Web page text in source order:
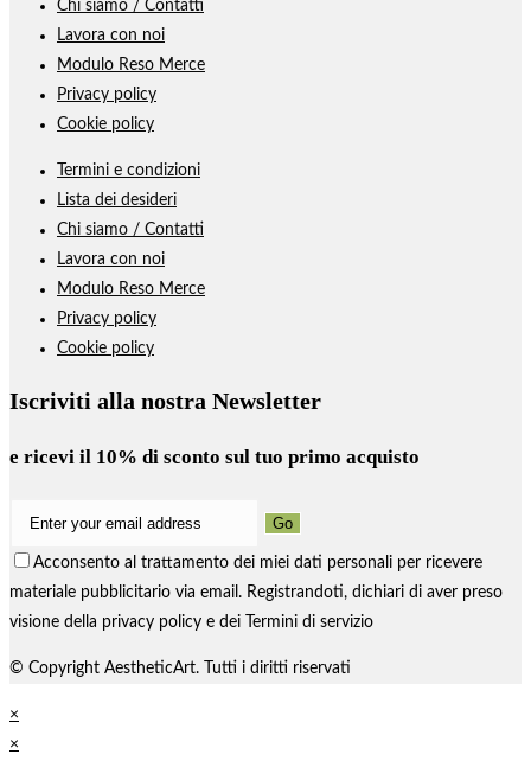
Chi siamo / Contatti
Lavora con noi
Modulo Reso Merce
Privacy policy
Cookie policy
Termini e condizioni
Lista dei desideri
Chi siamo / Contatti
Lavora con noi
Modulo Reso Merce
Privacy policy
Cookie policy
Iscriviti alla nostra Newsletter
e ricevi il 10% di sconto sul tuo primo acquisto
Go
Acconsento al trattamento dei miei dati personali per ricevere
materiale pubblicitario via email. Registrandoti, dichiari di aver preso
visione della privacy policy e dei Termini di servizio
© Copyright AestheticArt. Tutti i diritti riservati
×
×